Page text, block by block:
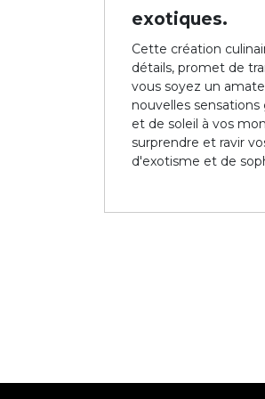
exotiques.
Cette création
détails, promet de
vous soyez un
nouvelles
et de soleil à vos
surprendre et ravir
d'exotisme et de